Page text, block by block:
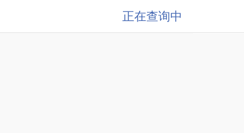
正在查询中